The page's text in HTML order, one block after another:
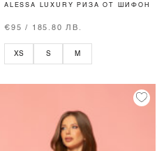
ALESSA LUXURY РИЗА ОТ ШИФОН
€95 / 185.80 ЛВ.
XS S M